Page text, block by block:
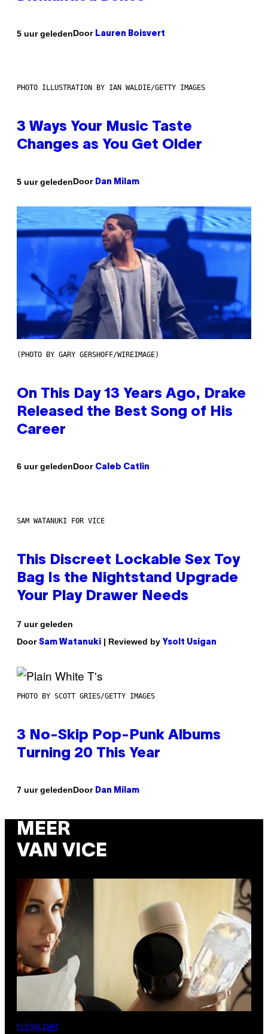
5 uur geledenDoor Lauren Boisvert
PHOTO ILLUSTRATION BY IAN WALDIE/GETTY IMAGES
3 Ways Your Music Taste
Changes as You Get Older
5 uur geledenDoor Dan Milam
(PHOTO BY GARY GERSHOFF/WIREIMAGE)
On This Day 13 Years Ago, Drake
Released the Best Song of His
Career
6 uur geledenDoor Caleb Catlin
SAM WATANUKI FOR VICE
This Discreet Lockable Sex Toy
Bag Is the Nightstand Upgrade
Your Play Drawer Needs
7 uur geleden
Door Sam Watanuki | Reviewed by Ysolt Usigan
PHOTO BY SCOTT GRIES/GETTY IMAGES
3 No-Skip Pop-Punk Albums
Turning 20 This Year
7 uur geledenDoor Dan Milam
MEER
VAN VICE
FLESHLIGHT